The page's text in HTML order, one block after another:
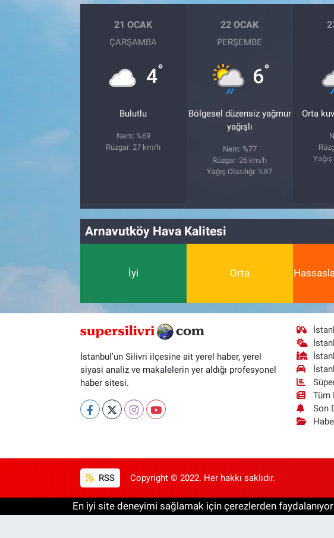
21 OCAK
ÇARŞAMBA
4°
Bulutlu
Nem: %69
Rüzgar: 27 km/h
22 OCAK
PERŞEMBE
6°
Bölgesel düzensiz yağmur
yağışlı
Nem: %77
Rüzgar: 26 km/h
Yağış Olasılığı: %87
Orta
Yağış
Arnavutköy Hava Kalitesi
İyi Orta
İstanbul'un Silivri ilçesine ait yerel haber, yerel
siyasi analiz ve makalelerin yer aldığı profesyonel
haber sitesi.
Tüm
Son
RSS Copyright © 2022. Her hakkı saklıdır.
En iyi site deneyimi sağlamak için çerezlerden